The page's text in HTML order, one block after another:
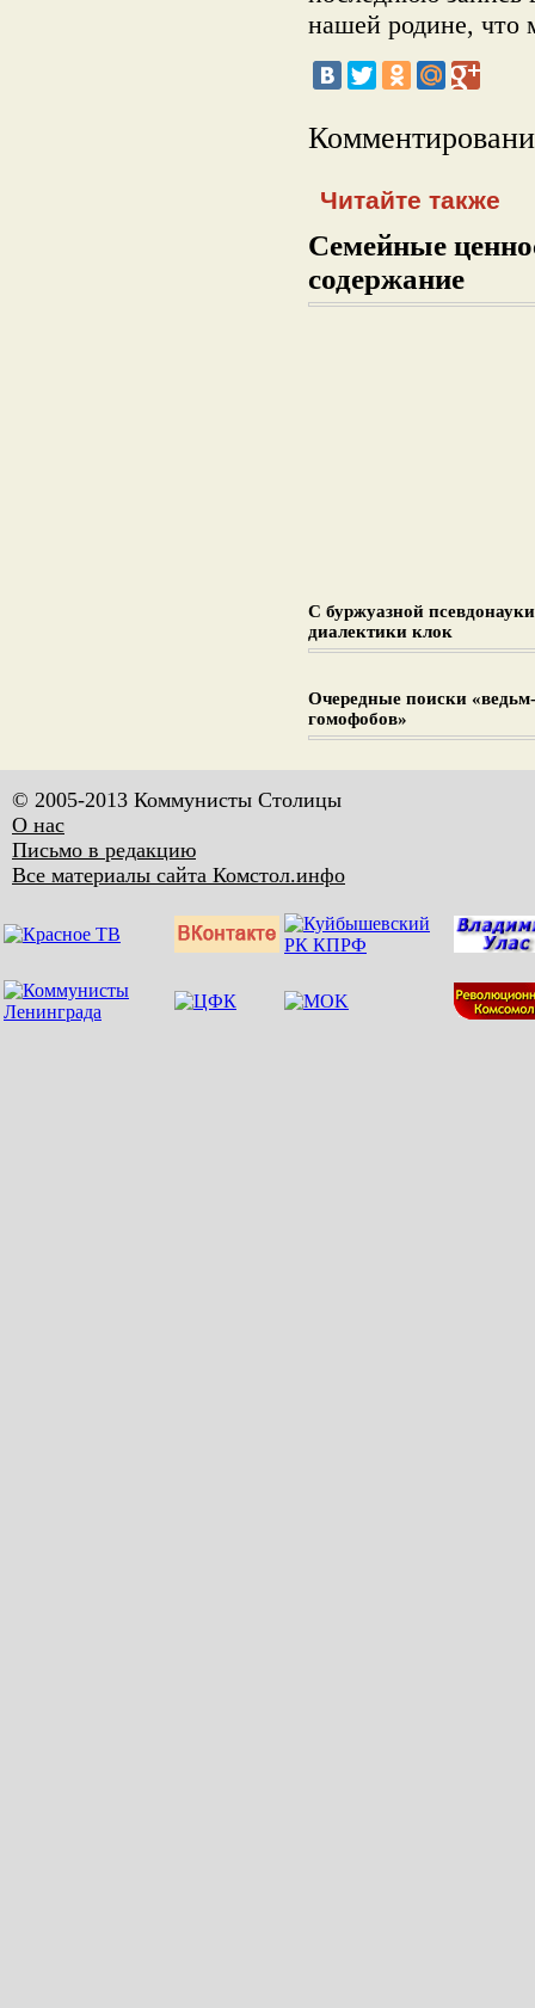
нашей родине, что
Читайте также
Семейные
содержание
С буржуазной
диалектики клок
Очередные поиски «ведьм-
гомофобов»
© 2005-2013 Коммунисты Столицы
О нас
Письмо в редакцию
Все материалы сайта Комстол.инфо